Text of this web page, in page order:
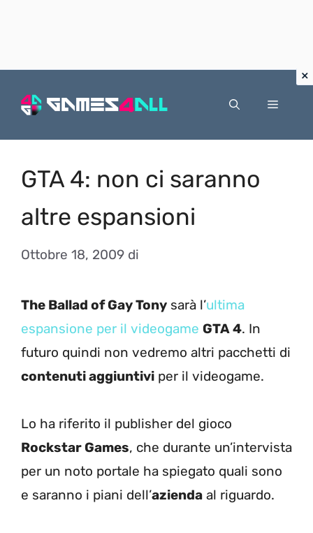
Menu
GTA 4: non ci saranno
altre espansioni
Ottobre 18, 2009 di
The Ballad of Gay Tony sarà l’ultima
espansione per il videogame GTA 4. In
futuro quindi non vedremo altri pacchetti di
contenuti aggiuntivi per il videogame.
Lo ha riferito il publisher del gioco
Rockstar Games, che durante un’intervista
per un noto portale ha spiegato quali sono
e saranno i piani dell’azienda al riguardo.